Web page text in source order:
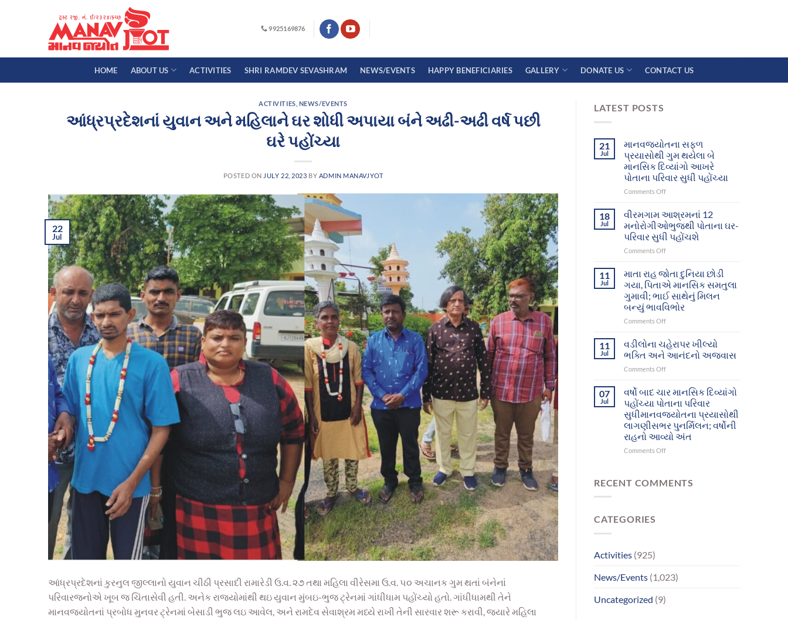
9925169876
HOME ABOUT US ACTIVITIES SHRI RAMDEV SEVASHRAM NEWS/EVENTS HAPPY BENEFICIARIES GALLERY DONATE US CONTACT US
ACTIVITIES NEWS/EVENTS
આંધ્રપ્રદેશનાં યુવાન અને મહિલાને ઘર શોધી અપાયા બંને અઢી-અઢી વર્ષ પછી
ઘરે પહોંચ્યા
POSTED ON JULY 22, 2023 BY ADMIN MANAVJYOT
22
Jul
આંધ્રપ્રદેશનાં કુરનુલ જીલ્લાનો યુવાન ચીઠી પ્રસાદી રામારેડી ઉ.વ. ૨૭ તથા મહિલા વીરેસમા ઉ.વ. ૫૦ અચાનક ગુમ થતાં બંનેનાં
પરિવારજનોએ ખૂબ જ ચિંતાસેવી હતી. અનેક રાજ્યોમાંથી થઇ યુવાન મુંબઇ-ભુજ ટ્રેનમાં ગાંધીધામ પહોંચ્યો હતો. ગાંધીધામથી તેને
માનવજ્યોતનાં પ્રબોધ મુનવર ટ્રેનમાં બેસાડી ભુજ લઇ આવેલ, અને રામદેવ સેવાશ્રમ મધ્યે રાખી તેની સારવાર શરૂ કરાવી, જયારે મહિલા
LATEST POSTS
21
Jul
માનવજ્યોતના સફળ
પ્રયાસોથી ગુમ થયેલા બે
માનસિક દિવ્યાંગો આખરે
પોતાના પરિવાર સુધી પહોંચ્યા
Comments Offon
પ્રયાસોથી
ગુમ
થયેલા
બે
દિવ્યાંગો
આખરે
પોતાના
પરિવાર
સુધી
પહોંચ્યા
18
Jul
વીરમગામ આશ્રમનાં 12
મનોરોગીઓભુજથી પોતાના ઘર-
પરિવાર સુધી પહોંચશે
Comments Offon
આશ્રમનાં
12
મનોરોગીઓભુજથી
પોતાના
ઘર-
પરિવાર
પહોંચશે
11
Jul
માતા રાહ જોતા દુનિયા છોડી
ગયા, પિતાએ માનસિક સમતુલા
ગુમાવી; ભાઈ સાથેનું મિલન
બન્યું ભાવવિભોર
Comments Offon
રાહ
જોતા
દુનિયા
છોડી
પિતાએ
માનસિક
સમતુલા
ગુમાવી;
ભાઈ
સાથેનું
મિલન
11
Jul
વડીલોના ચહેરાપર ખીલ્યો
ભક્તિ અને આનંદનો અજવાસ
Comments Offon
ખીલ્યો
ભક્તિ
અને
આનંદનો
અજવાસ
07
Jul
વર્ષો બાદ ચાર માનસિક દિવ્યાંગો
પહોંચ્યા પોતાના પરિવાર
સુધીમાનવજ્યોતના પ્રયાસોથી
લાગણીસભર પુનર્મિલન; વર્ષોની
રાહનો આવ્યો અંત
Comments Offon
ચાર
વર્ષોની
RECENT COMMENTS
CATEGORIES
Activities (925)
News/Events (1,023)
Uncategorized (9)